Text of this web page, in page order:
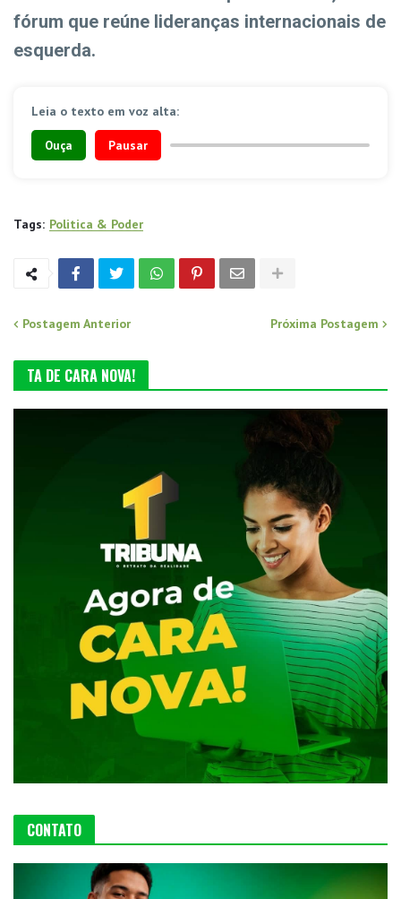
fórum que reúne lideranças internacionais de
esquerda.
Leia o texto em voz alta:
Ouça Pausar
Tags: Politica & Poder
Postagem Anterior Próxima Postagem
TA DE CARA NOVA!
CONTATO